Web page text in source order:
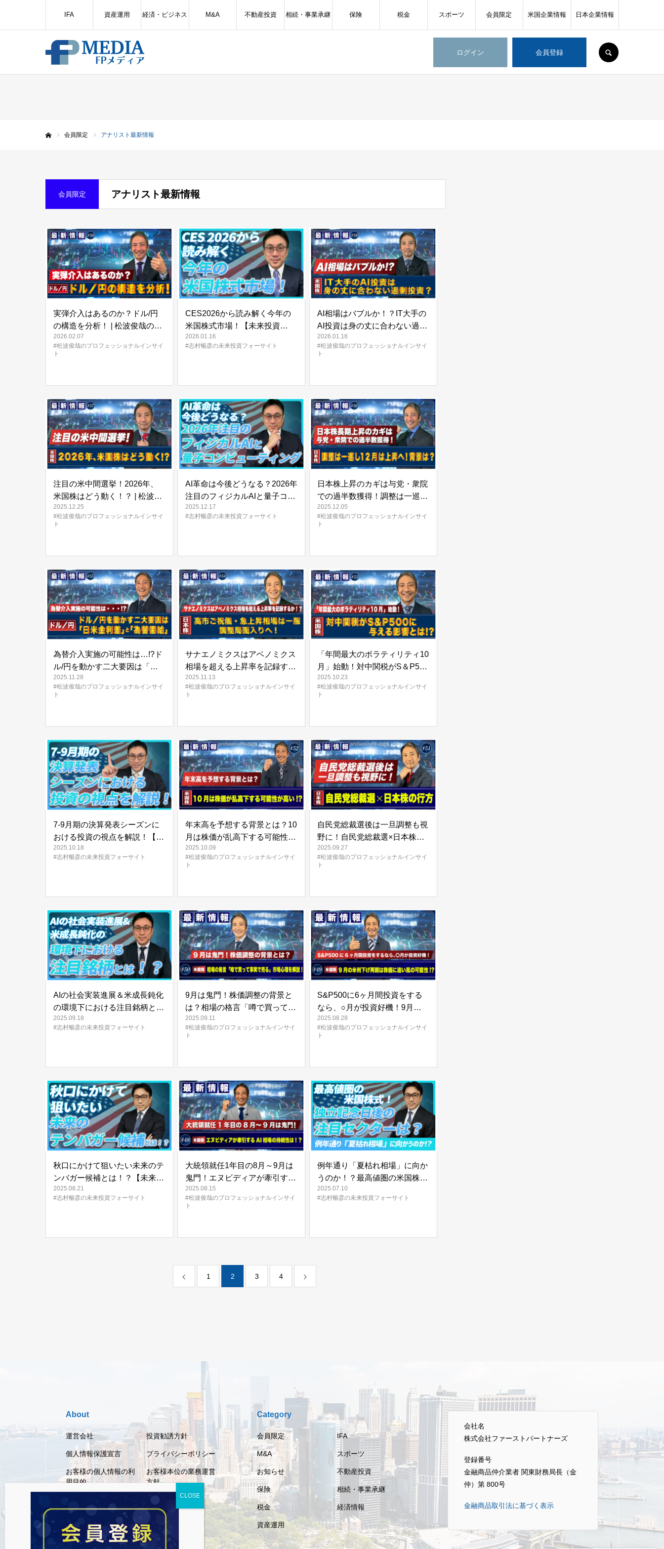
ログイン 会員登録
IFA 資産運用 経済・ビジネス M&A 不動産投資 相続・事業承継 保険 税金 スポーツ 会員限定 米国企業情報 日本企業情報
会員限定 アナリスト最新情報
会員限定 アナリスト最新情報
実弾介入はあるのか？ドル/円
の構造を分析！ | 松波俊哉のプ
ロフェッショナルインサイト
#59
2026.02.07
#松波俊哉のプロフェッショナルインサイ
ト
CES2026から読み解く今年の
米国株式市場！【未来投資
FORESIGHT#19】
2026.01.16
#志村暢彦の未来投資フォーサイト
AI相場はバブルか！？IT大手の
AI投資は身の丈に合わない過剰
投資？ | 松波俊哉のプロフェッ
ショナルインサイト#58
2026.01.16
#松波俊哉のプロフェッショナルインサイ
ト
注目の米中間選挙！2026年、
米国株はどう動く！？ | 松波俊
哉のプロフェッショナルインサ
イト#57
2025.12.25
#松波俊哉のプロフェッショナルインサイ
ト
AI革命は今後どうなる？2026年
注目のフィジカルAIと量子コン
ピューティング【未来投資
FORESIGHT#18】
2025.12.17
#志村暢彦の未来投資フォーサイト
日本株上昇のカギは与党・衆院
での過半数獲得！調整は一巡し
12月は上昇へ！背景は？ | 松波
俊哉のプロフェッショナルイン
2025.12.05
#松波俊哉のプロフェッショナルインサイ
ト
為替介入実施の可能性は…!?ド
ル/円を動かす二大要因は「日
米金利差」と「為替需給」 | 松
波俊哉のプロフェッショナルイ
2025.11.28
#松波俊哉のプロフェッショナルインサイ
ト
サナエノミクスはアベノミクス
相場を超える上昇率を記録する
か！？高市ご祝儀・急上昇相場
は一服、調整局面入りへ！ | 松
2025.11.13
#松波俊哉のプロフェッショナルインサイ
ト
「年間最大のボラティリティ10
月」始動！対中関税がS＆P500
に与える影響とは！？ | 松波俊
哉のプロフェッショナルインサ
2025.10.23
#松波俊哉のプロフェッショナルインサイ
ト
7-9月期の決算発表シーズンに
おける投資の視点を解説！【未
来投資FORESIGHT#17】
2025.10.18
#志村暢彦の未来投資フォーサイト
年末高を予想する背景とは？10
月は株価が乱高下する可能性が
高い！？ | 松波俊哉のプロフェ
ッショナルインサイト#52
2025.10.09
#松波俊哉のプロフェッショナルインサイ
ト
自民党総裁選後は一旦調整も視
野に！自民党総裁選×日本株の
行方 | 松波俊哉のプロフェッシ
ョナルインサイト#51
2025.09.27
#松波俊哉のプロフェッショナルインサイ
ト
AIの社会実装進展＆米成長鈍化
の環境下における注目銘柄と
は！？【未来投資
FORESIGHT#16】
2025.09.18
#志村暢彦の未来投資フォーサイト
9月は鬼門！株価調整の背景と
は？相場の格言「噂で買って事
実で売る」市場心理を解説！ |
松波俊哉のプロフェッショナル
2025.09.11
#松波俊哉のプロフェッショナルインサイ
ト
S&P500に6ヶ月間投資をする
なら、○月が投資好機！9月の米
利下げ再開は株価に追い風の可
能性！？ | 松波俊哉のプロフェ
2025.08.28
#松波俊哉のプロフェッショナルインサイ
ト
秋口にかけて狙いたい未来のテ
ンバガー候補とは！？【未来投
資FORESIGHT#15】
2025.08.21
#志村暢彦の未来投資フォーサイト
大統領就任1年目の8月～9月は
鬼門！エヌビディアが牽引する
AI相場の持続性は！？ | 松波俊
哉のプロフェッショナルインサ
2025.08.15
#松波俊哉のプロフェッショナルインサイ
ト
例年通り「夏枯れ相場」に向か
うのか！？最高値圏の米国株
式！独立記念日後の注目セクタ
ーは？【未来投資
2025.07.10
#志村暢彦の未来投資フォーサイト
1 2 3 4
About
運営会社 投資勧誘方針
個人情報保護宣言 プライバシーポリシー
お客様の個人情報の利
用目的
お客様本位の業務運営
方針
免責事項
Category
会員限定 IFA
M&A スポーツ
お知らせ 不動産投資
保険 相続・事業承継
税金 経済情報
資産運用
会社名
株式会社ファーストパートナーズ
登録番号
金融商品仲介業者 関東財務局長（金
仲）第 800号
金融商品取引法に基づく表示